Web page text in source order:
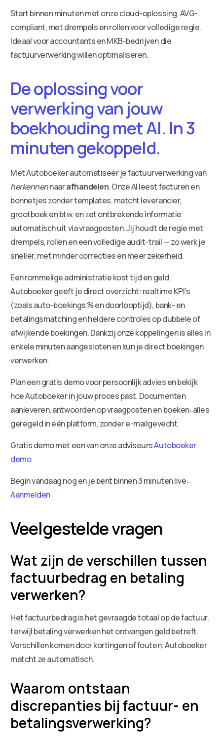
Start binnen minuten met onze cloud-oplossing. AVG-
compliant, met drempels en rollen voor volledige regie.
Ideaal voor accountants en MKB-bedrijven die
factuurverwerking willen optimaliseren.
De oplossing voor
verwerking van jouw
boekhouding met AI. In 3
minuten gekoppeld.
Met Autoboeker automatiseer je factuurverwerking van
herkennennaarafhandelen. Onze AI leest facturen en
bonnetjes zonder templates, matcht leverancier,
grootboek en btw, en zet ontbrekende informatie
automatisch uit via vraagposten. Jij houdt de regie met
drempels, rollen en een volledige audit-trail — zo werk je
sneller, met minder correcties en meer zekerheid.
Een rommelige administratie kost tijd en geld.
Autoboeker geeft je direct overzicht: realtime KPI’s
(zoals auto-boekings % en doorlooptijd), bank- en
betalingsmatching en heldere controles op dubbele of
afwijkende boekingen. Dankzij onze koppelingen is alles in
enkele minuten aangesloten en kun je direct boekingen
verwerken.
Plan een gratis demo voor persoonlijk advies en bekijk
hoe Autoboeker in jouw proces past. Documenten
aanleveren, antwoorden op vraagposten en boeken: alles
geregeld in één platform, zonder e-mailgevecht.
Gratis demo met een van onze adviseursAutoboeker
demo
Begin vandaag nog en je bent binnen 3 minuten live:
Aanmelden
Veelgestelde vragen
Wat zijn de verschillen tussen
factuurbedrag en betaling
verwerken?
Het factuurbedrag is het gevraagde totaal op de factuur,
terwijl betaling verwerken het ontvangen geld betreft.
Verschillen komen door kortingen of fouten; Autoboeker
matcht ze automatisch.
Waarom ontstaan
discrepanties bij factuur- en
betalingsverwerking?